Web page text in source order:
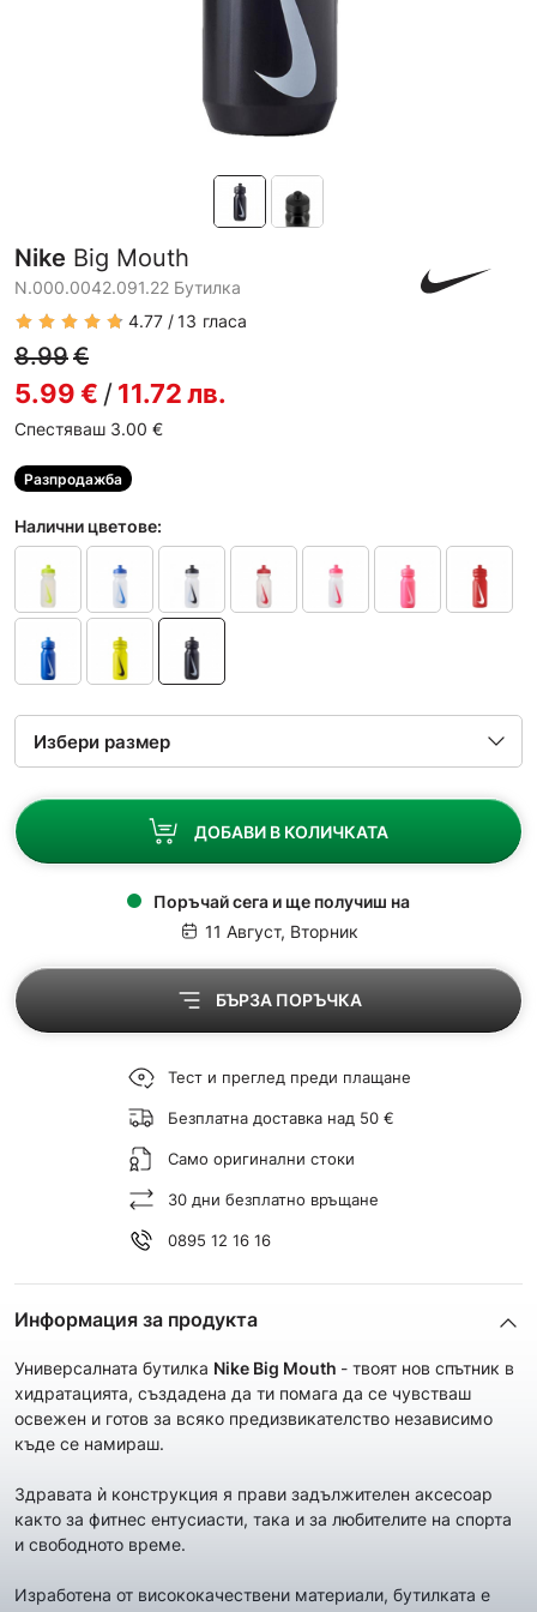
Nike Big Mouth
N.000.0042.091.22 Бутилкa
4.77
13 гласа
8.99€
5.99€ /11.72лв.
Спестяваш 3.00 €
Разпродажба
Налични цветове:
ДОБАВИ В КОЛИЧКАТА
Поръчай сега и ще получиш на
11 Август, Вторник
БЪРЗА ПОРЪЧКА
Тест и преглед преди плащане
Безплатна доставка над 50 €
Само оригинални стоки
30 дни безплатно връщане
0895 12 16 16
Информация за продукта
Универсалната бутилка Nike Big Mouth - твоят нов спътник в
хидратацията, създадена да ти помага да се чувстваш
освежен и готов за всяко предизвикателство независимо
къде се намираш.
Здравата ѝ конструкция я прави задължителен аксесоар
както за фитнес ентусиасти, така и за любителите на спорта
и свободното време.
Изработена от висококачествени материали, бутилката е